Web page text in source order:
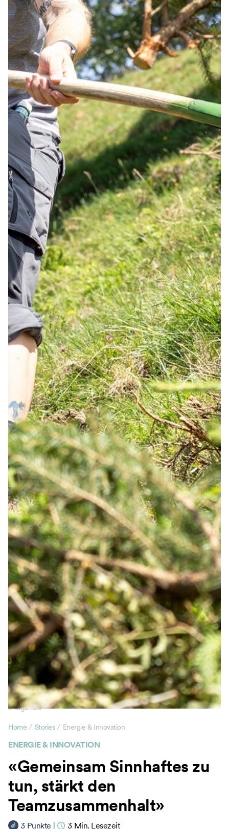
Energie 360°
ENERGIE & INNOVATION
Home / Stories / Energie & Innovation
«Gemeinsam Sinnhaftes zu
tun, stärkt den
Teamzusammenhalt»
3 Punkte | 3 Min. Lesezeit